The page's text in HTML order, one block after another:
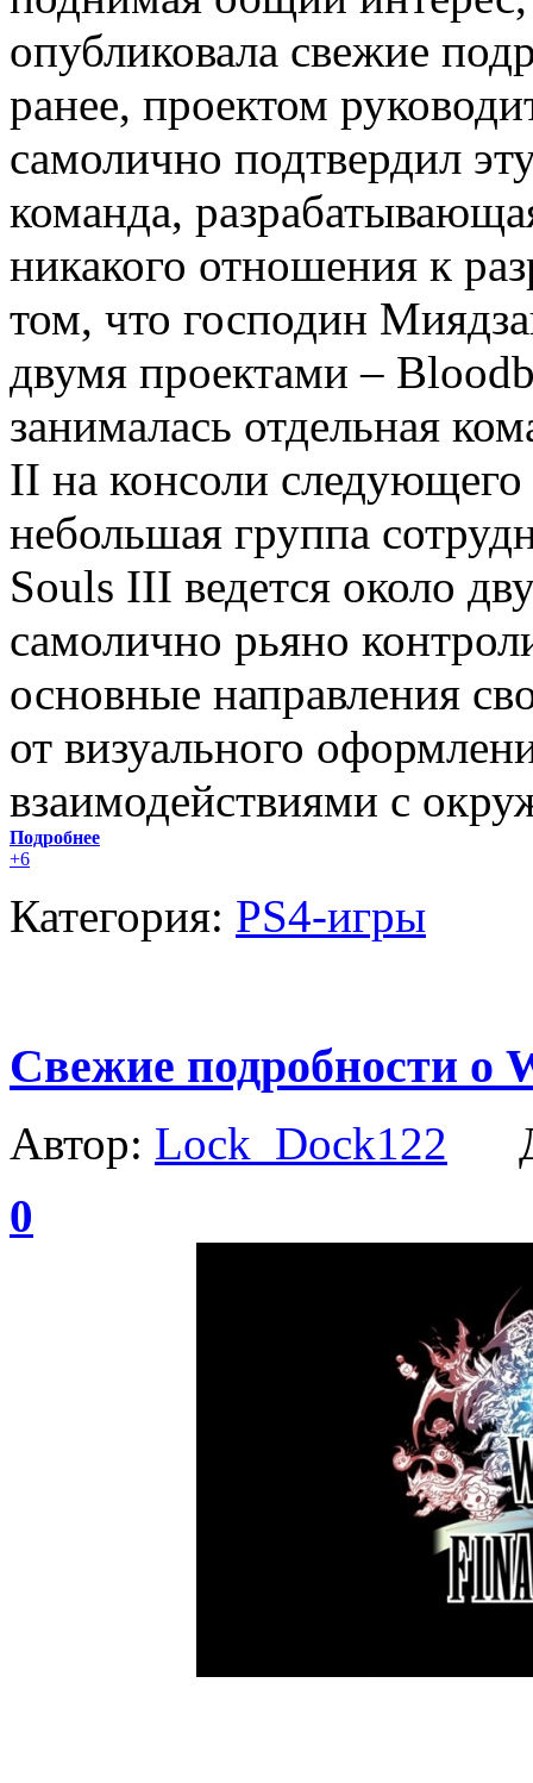
опубликовала свежие
ранее, проектом
самолично подтвердил
команда,
никакого отношения к
том, что господин
двумя проектами –
занималась отдельная
II на консоли следующего
небольшая группа
Souls III ведется около
самолично рьяно
основные направления
от визуального
взаимодействиями с
Подробнее
+6
Категория: PS4-игры
Свежие подробности о
Автор: Lock_Dock122
0